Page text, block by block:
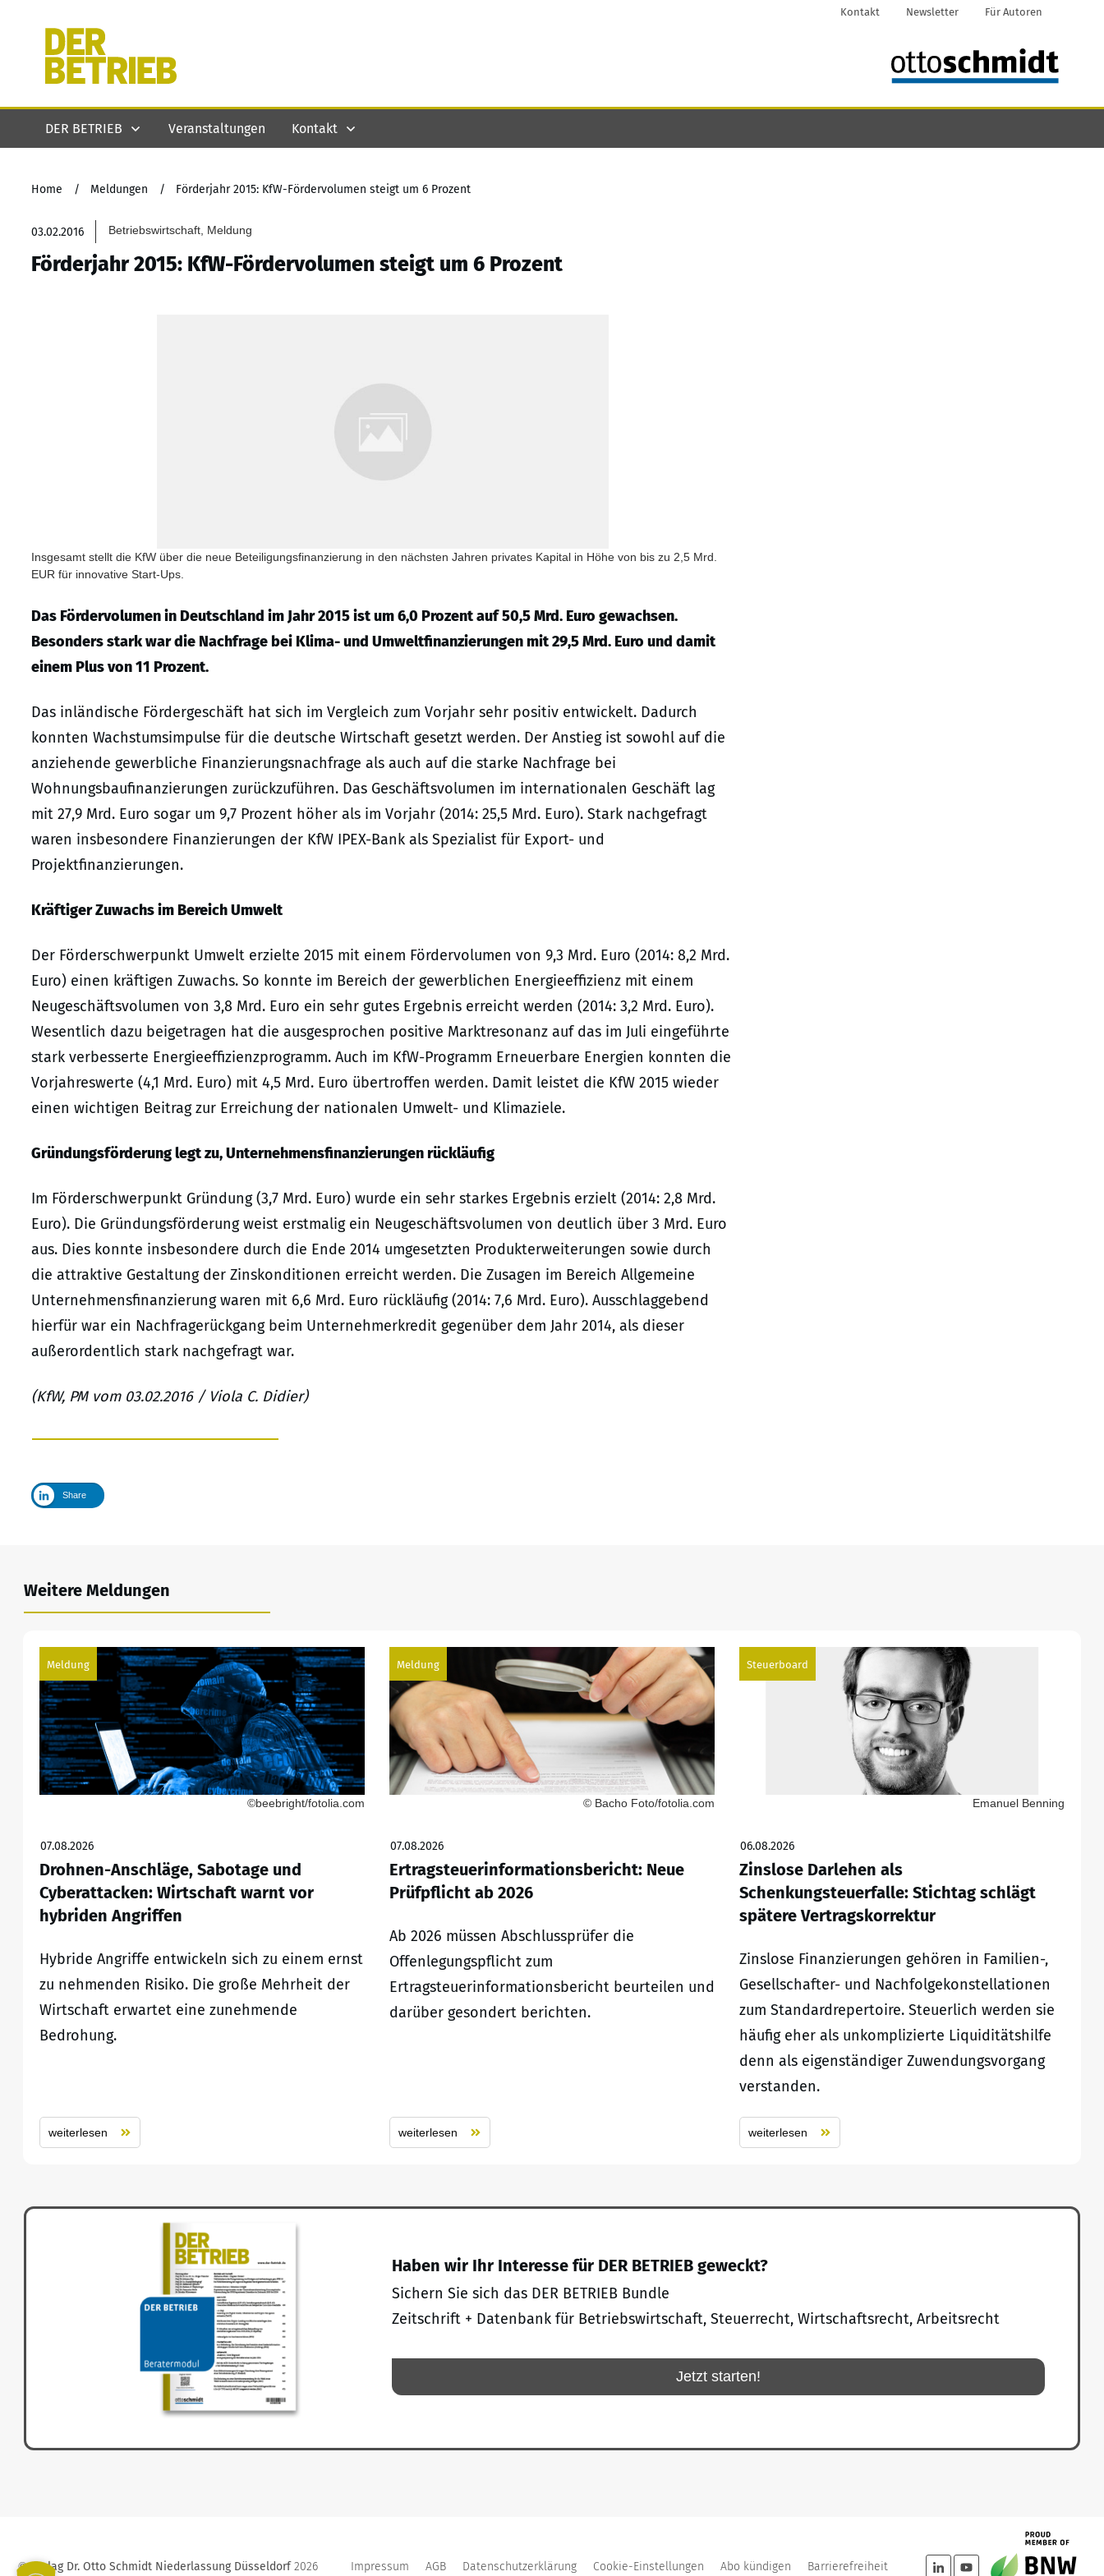
Kontakt Newsletter Für Autoren
DER BETRIEB Veranstaltungen Kontakt
Home / Meldungen / Förderjahr 2015: KfW-Fördervolumen steigt um 6 Prozent
03.02.2016 Betriebswirtschaft, Meldung
Förderjahr 2015: KfW-Fördervolumen steigt um 6 Prozent
Insgesamt stellt die KfW über die neue Beteiligungsfinanzierung in den nächsten Jahren privates Kapital in Höhe von bis zu 2,5 Mrd.
EUR für innovative Start-Ups.
Das Fördervolumen in Deutschland im Jahr 2015 ist um 6,0 Prozent auf 50,5 Mrd. Euro gewachsen.
Besonders stark war die Nachfrage bei Klima- und Umweltfinanzierungen mit 29,5 Mrd. Euro und damit
einem Plus von 11 Prozent.
Das inländische Fördergeschäft hat sich im Vergleich zum Vorjahr sehr positiv entwickelt. Dadurch
konnten Wachstumsimpulse für die deutsche Wirtschaft gesetzt werden. Der Anstieg ist sowohl auf die
anziehende gewerbliche Finanzierungsnachfrage als auch auf die starke Nachfrage bei
Wohnungsbaufinanzierungen zurückzuführen. Das Geschäftsvolumen im internationalen Geschäft lag
mit 27,9 Mrd. Euro sogar um 9,7 Prozent höher als im Vorjahr (2014: 25,5 Mrd. Euro). Stark nachgefragt
waren insbesondere Finanzierungen der KfW IPEX-Bank als Spezialist für Export- und
Projektfinanzierungen.
Kräftiger Zuwachs im Bereich Umwelt
Der Förderschwerpunkt Umwelt erzielte 2015 mit einem Fördervolumen von 9,3 Mrd. Euro (2014: 8,2 Mrd.
Euro) einen kräftigen Zuwachs. So konnte im Bereich der gewerblichen Energieeffizienz mit einem
Neugeschäftsvolumen von 3,8 Mrd. Euro ein sehr gutes Ergebnis erreicht werden (2014: 3,2 Mrd. Euro).
Wesentlich dazu beigetragen hat die ausgesprochen positive Marktresonanz auf das im Juli eingeführte
stark verbesserte Energieeffizienzprogramm. Auch im KfW-Programm Erneuerbare Energien konnten die
Vorjahreswerte (4,1 Mrd. Euro) mit 4,5 Mrd. Euro übertroffen werden. Damit leistet die KfW 2015 wieder
einen wichtigen Beitrag zur Erreichung der nationalen Umwelt- und Klimaziele.
Gründungsförderung legt zu, Unternehmensfinanzierungen rückläufig
Im Förderschwerpunkt Gründung (3,7 Mrd. Euro) wurde ein sehr starkes Ergebnis erzielt (2014: 2,8 Mrd.
Euro). Die Gründungsförderung weist erstmalig ein Neugeschäftsvolumen von deutlich über 3 Mrd. Euro
aus. Dies konnte insbesondere durch die Ende 2014 umgesetzten Produkterweiterungen sowie durch
die attraktive Gestaltung der Zinskonditionen erreicht werden. Die Zusagen im Bereich Allgemeine
Unternehmensfinanzierung waren mit 6,6 Mrd. Euro rückläufig (2014: 7,6 Mrd. Euro). Ausschlaggebend
hierfür war ein Nachfragerückgang beim Unternehmerkredit gegenüber dem Jahr 2014, als dieser
außerordentlich stark nachgefragt war.
(KfW, PM vom 03.02.2016 / Viola C. Didier)
Share
Weitere Meldungen
Meldung
©beebright/fotolia.com
07.08.2026
Drohnen-Anschläge, Sabotage und
Cyberattacken: Wirtschaft warnt vor
hybriden Angriffen
Hybride Angriffe entwickeln sich zu einem ernst
zu nehmenden Risiko. Die große Mehrheit der
Wirtschaft erwartet eine zunehmende
Bedrohung.
weiterlesen
Meldung
© Bacho Foto/fotolia.com
07.08.2026
Ertragsteuerinformationsbericht: Neue
Prüfpflicht ab 2026
Ab 2026 müssen Abschlussprüfer die
Offenlegungspflicht zum
Ertragsteuerinformationsbericht beurteilen und
darüber gesondert berichten.
weiterlesen
Steuerboard
Emanuel Benning
06.08.2026
Zinslose Darlehen als
Schenkungsteuerfalle: Stichtag schlägt
spätere Vertragskorrektur
Zinslose Finanzierungen gehören in Familien-,
Gesellschafter- und Nachfolgekonstellationen
zum Standardrepertoire. Steuerlich werden sie
häufig eher als unkomplizierte Liquiditätshilfe
denn als eigenständiger Zuwendungsvorgang
verstanden.
weiterlesen
Haben wir Ihr Interesse für DER BETRIEB geweckt?
Sichern Sie sich das DER BETRIEB Bundle
Zeitschrift + Datenbank für Betriebswirtschaft, Steuerrecht, Wirtschaftsrecht, Arbeitsrecht
Jetzt starten!
©Verlag Dr. Otto Schmidt Niederlassung Düsseldorf 2026 Impressum AGB Datenschutzerklärung Cookie-Einstellungen Abo kündigen Barrierefreiheit